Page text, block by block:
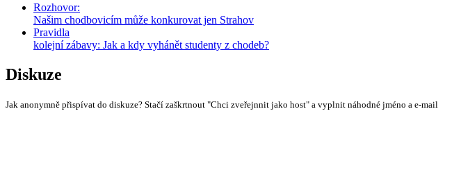
Rozhovor:
Našim chodbovicím může konkurovat jen Strahov
Pravidla
kolejní zábavy: Jak a kdy vyhánět studenty z chodeb?
Diskuze
Jak anonymně přispívat do diskuze? Stačí zaškrtnout "Chci zveřejnnit jako host" a vyplnit náhodné jméno a e-mail